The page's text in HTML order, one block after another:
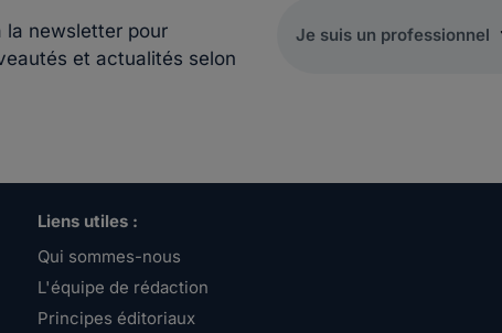
newsletter pour
et actualités selon
Liens utiles :
Qui sommes-nous
L'équipe de rédaction
Principes éditoriaux